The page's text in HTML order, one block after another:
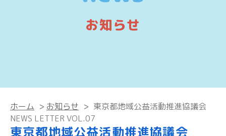
お知らせ
ホーム > お知らせ > 東京都地域公益活動推進協議会
NEWS LETTER VOL.07
東京都地域公益活動推進協議会